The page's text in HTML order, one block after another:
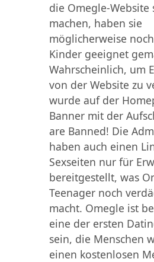
die Omegle-Website
machen, haben sie
möglicherweise
Kinder geeignet
Wahrscheinlich, um
von der Website zu
wurde auf der
Banner mit der
are Banned! Die
haben auch einen
Sexseiten nur für
bereitgestellt, was
Teenager noch
macht. Omegle ist
eine der ersten
sein, die Menschen
einen kostenlosen